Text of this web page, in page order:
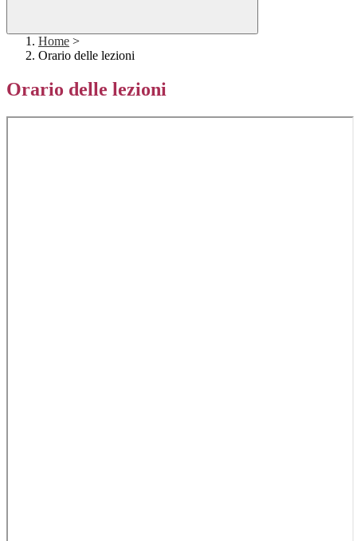
Home >
Orario delle lezioni
Orario delle lezioni